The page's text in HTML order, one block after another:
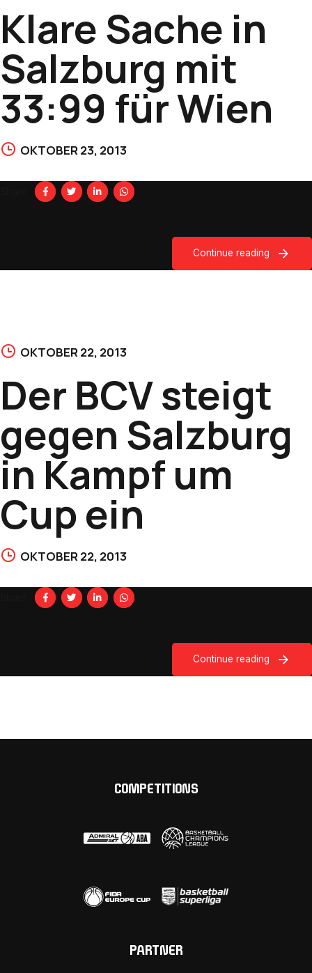
Klare Sache in
Salzburg mit
33:99 für Wien
OKTOBER 23, 2013
Continue reading
OKTOBER 22, 2013
Der BCV steigt
gegen Salzburg
in Kampf um
Cup ein
OKTOBER 22, 2013
Continue reading
COMPETITIONS
PARTNER